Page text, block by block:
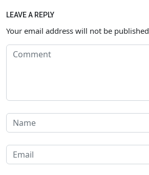
LEAVE A REPLY
Your email address will not be published